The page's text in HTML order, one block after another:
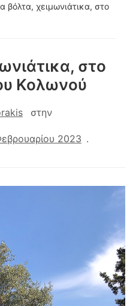
βόλτα, χειμωνιάτικα, στο
στο
Κολωνού
στην
2023 .